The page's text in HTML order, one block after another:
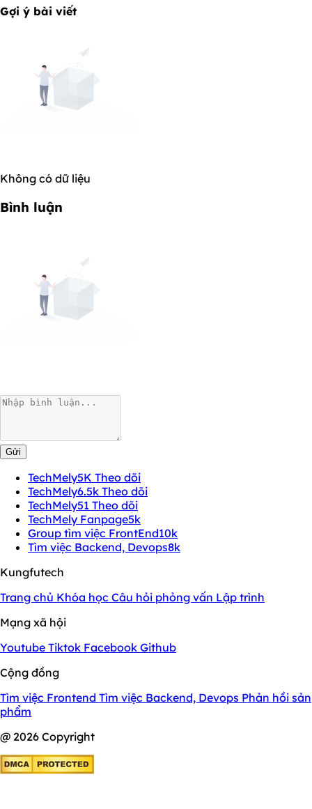
Gợi ý bài viết
Không có dữ liệu
Bình luận
Gửi
TechMely5K Theo dõi
TechMely6.5k Theo dõi
TechMely51 Theo dõi
TechMely Fanpage5k
Group tìm việc FrontEnd10k
Tìm việc Backend, Devops8k
Kungfutech
Trang chủ Khóa học Câu hỏi phỏng vấn Lập trình
Mạng xã hội
Youtube Tiktok Facebook Github
Cộng đồng
Tìm việc Frontend Tìm việc Backend, Devops Phản hồi sản
phẩm
@ 2026 Copyright